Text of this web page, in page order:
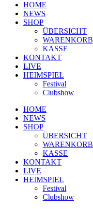
HOME
NEWS
SHOP
ÜBERSICHT
WARENKORB
KASSE
KONTAKT
LIVE
HEIMSPIEL
Festival
Clubshow
HOME
NEWS
SHOP
ÜBERSICHT
WARENKORB
KASSE
KONTAKT
LIVE
HEIMSPIEL
Festival
Clubshow